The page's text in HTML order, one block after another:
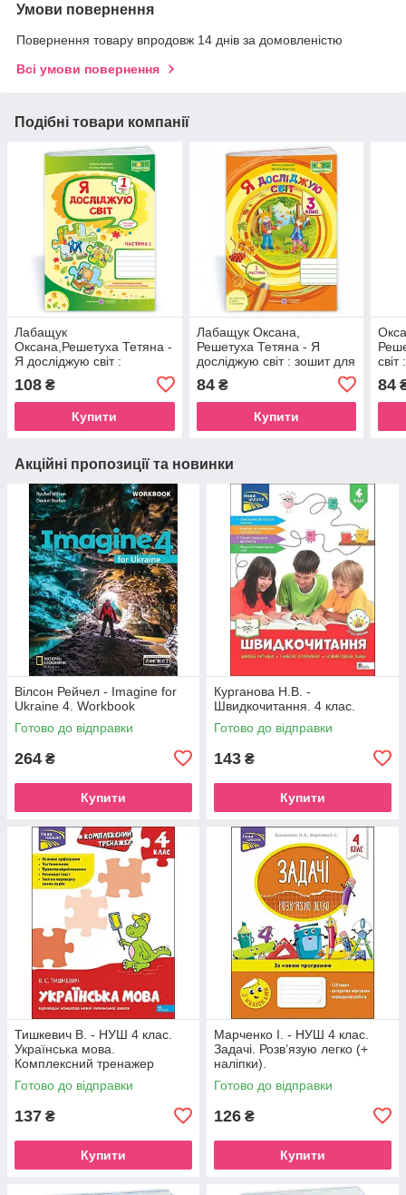
Умови повернення
Повернення товару впродовж 14 днів за домовленістю
Всі умови повернення
Подібні товари компанії
Лабащук
Оксана,Решетуха Тетяна -
Я досліджую світ :
класу. У 2 ч. Частина 1
108 ₴
Купити
Лабащук Оксана,
Решетуха Тетяна - Я
досліджую світ : зошит для
3 класу. У 2 ч. Частина 1
(до підручн. Н. Бібік
84₴
Купити
О.
84
Акційні пропозиції та новинки
Вілсон Рейчел - Imagine for
Ukraine 4. Workbook
Готово до відправки
264 ₴
Купити
Курганова Н.В. -
Швидкочитання. 4 клас.
Готово до відправки
143 ₴
Купити
Тишкевич В. - НУШ 4 клас.
Українська мова.
Комплексний тренажер
Готово до відправки
137 ₴
Купити
Марченко І. - НУШ 4 клас.
Задачі. Розв’язую легко (+
наліпки).
Готово до відправки
126 ₴
Купити